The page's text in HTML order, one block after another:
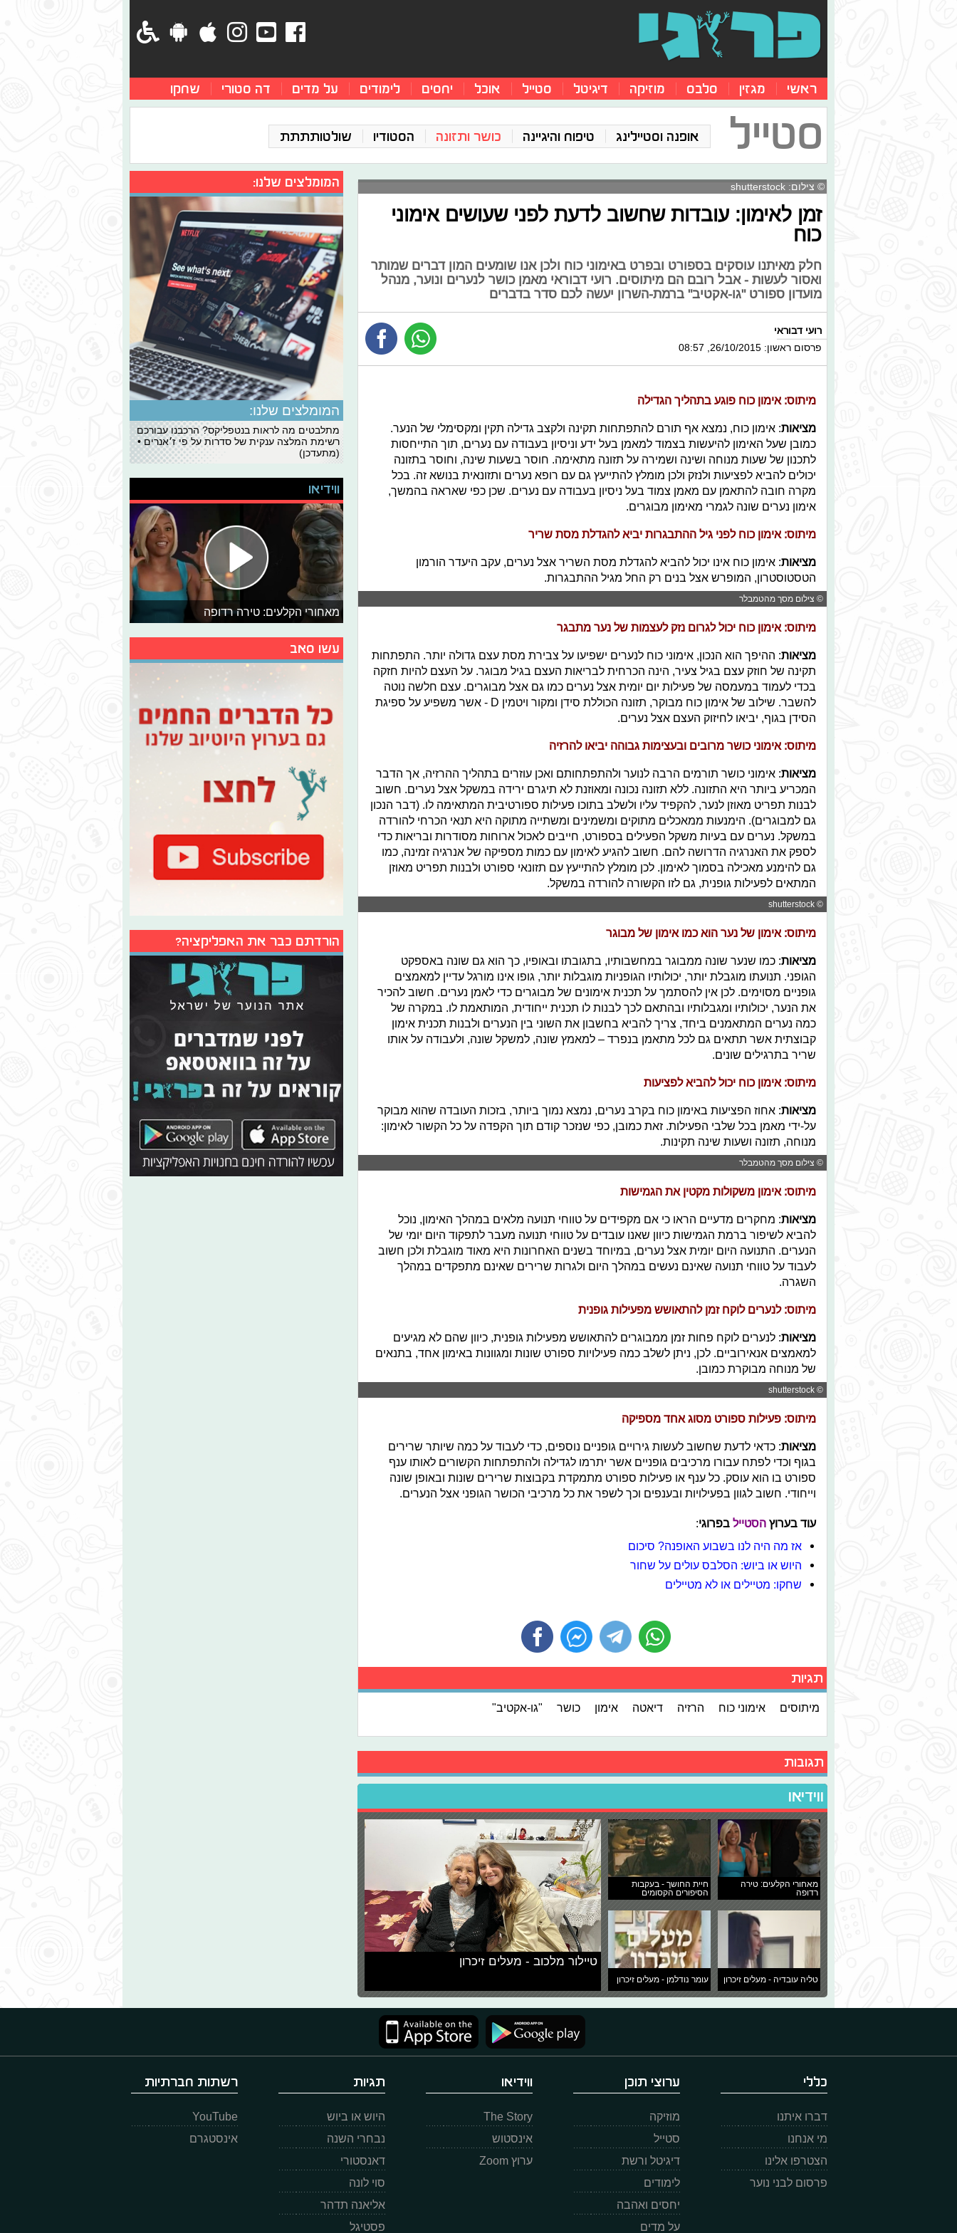
ראשי מגזין סלבס מוזיקה דיגיטל סטייל אוכל יחסים לימודים על מדים דה סטורי שחקו
סטייל אופנה וסטיילינג טיפוח והיגיינה כושר ותזונה הסטודיו שולטותתתת
© צילום: shutterstock
זמן לאימון: עובדות שחשוב לדעת לפני שעושים אימוני
כוח
חלק מאיתנו עוסקים בספורט ובפרט באימוני כוח ולכן אנו שומעים המון דברים שמותר
ואסור לעשות - אבל רובם הם מיתוסים. רועי דבוראי מאמן כושר לנערים ונוער, מנהל
מועדון ספורט "גו-אקטיב" ברמת-השרון יעשה לכם סדר בדברים
רועי דבוראי
פרסום ראשון: 26/10/2015, 08:57
מיתוס: אימון כוח פוגע בתהליך הגדילה
מציאות: אימון כוח, נמצא אף תורם להתפתחות תקינה ולקצב גדילה תקין ומקסימלי של הנער.
כמובן שעל האימון להיעשות בצמוד למאמן בעל ידע וניסיון בעבודה עם נערים, תוך התייחסות
לתכנון של שעות מנוחה ושינה ושמירה על תזונה מתאימה. חוסר בשעות שינה, וחוסר בתזונה
יכולים להביא לפציעות ולנזק ולכן מומלץ להתייעץ גם עם רופא נערים ותזונאית בנושא זה. בכל
מקרה חובה להתאמן עם מאמן צמוד בעל ניסיון בעבודה עם נערים. שכן כפי שאראה בהמשך,
אימון נערים שונה לגמרי מאימון מבוגרים.
מיתוס: אימון כוח לפני גיל ההתבגרות יביא להגדלת מסת שריר
מציאות: אימון כוח אינו יכול להביא להגדלת מסת השריר אצל נערים, עקב היעדר הורמון
הטסטוסטרון, המופרש אצל בנים רק החל מגיל ההתבגרות.
© צילום מסך מהטמבלר
מיתוס: אימון כוח יכול לגרום נזק לעצמות של נער מתבגר
מציאות: ההיפך הוא הנכון, אימוני כוח לנערים ישפיעו על צבירת מסת עצם גדולה יותר. התפתחות
תקינה של חוזק עצם בגיל צעיר, הינה הכרחית לבריאות העצם בגיל מבוגר. על העצם להיות חזקה
בכדי לעמוד במעמסה של פעילות יום יומית אצל נערים כמו גם אצל מבוגרים. עצם חלשה נוטה
להשבר. שילוב של אימון כוח מבוקר, תזונה הכוללת סידן ומקור ויטמין D - אשר משפיע על ספיגת
הסידן בגוף, יביאו לחיזוק העצם אצל נערים.
מיתוס: אימוני כושר מרובים ובעצימות גבוהה יביאו להרזיה
מציאות: אימוני כושר תורמים הרבה לנוער ולהתפתחותם ואכן עוזרים בתהליך ההרזיה, אך הדבר
המכריע ביותר היא התזונה. ללא תזונה נכונה ומאוזנת לא תיגרם ירידה במשקל אצל נערים. חשוב
לבנות תפריט מאוזן לנער, להקפיד עליו ולשלב בתוכו פעילות ספורטיבית המתאימה לו. (דבר הנכון
גם למבוגרים). הימנעות ממאכלים מתוקים ומשמינים ומשתייה מתוקה היא תנאי הכרחי להורדה
במשקל. נערים עם בעיות משקל הפעילים בספורט, חייבים לאכול ארוחות מסודרות ובריאות כדי
לספק את האנרגיה הדרושה להם. חשוב להגיע לאימון עם כמות מספיקה של אנרגיה זמינה, כמו
גם להימנע מאכילה בסמוך לאימון. לכן מומלץ להתייעץ עם תזונאי ספורט ולבנות תפריט מאוזן
המתאים לפעילות גופנית, גם לזו הקשורה להורדה במשקל.
© shutterstock
מיתוס: אימון של נער הוא כמו אימון של מבוגר
מציאות: כמו שנער שונה ממבוגר במחשבותיו, בתגובתו ובאופיו, כך הוא גם שונה באספקט
הגופני. תנועתו מוגבלת יותר, יכולותיו הגופניות מוגבלות יותר, גופו אינו מורגל עדיין למאמצים
גופניים מסוימים. לכן אין להסתמך על תכנית אימונים של מבוגרים כדי לאמן נערים. חשוב להכיר
את הנער, יכולותיו ומגבלותיו ובהתאם לכך לבנות לו תכנית ייחודית, המותאמת לו. במקרה של
כמה נערים המתאמנים ביחד, צריך להביא בחשבון את השוני בין הנערים ולבנות תכנית אימון
קבוצתית אשר תתאים גם לכל מתאמן בנפרד – למאמץ שונה, למשקל שונה, ולעבודה על אותו
שריר בתרגילים שונים.
מיתוס: אימון כוח יכול להביא לפציעות
מציאות: אחוז הפציעות באימון כוח בקרב נערים, נמצא נמוך ביותר, בזכות העובדה שהוא מבוקר
על-ידי מאמן בכל שלבי הפעילות. זאת כמובן, כפי שנזכר קודם תוך הקפדה על כל הקשור לאימון:
מנוחה, תזונה ושעות שינה תקינות.
© צילום מסך מהטמבלר
מיתוס: אימון משקולות מקטין את הגמישות
מציאות: מחקרים מדעיים הראו כי אם מקפידים על טווחי תנועה מלאים במהלך האימון, נוכל
להביא לשיפור ברמת הגמישות כיוון שאנו עובדים על טווחי תנועה מעבר לתפקוד היום יומי של
הנערים. התנועה היום יומית אצל נערים, במיוחד בשנים האחרונות היא מאוד מוגבלת ולכן חשוב
לעבוד על טווחי תנועה שאינם נעשים במהלך היום ולגרות שרירים שאינם מתפקדים במהלך
השגרה.
מיתוס: לנערים לוקח זמן להתאושש מפעילות גופנית
מציאות: לנערים לוקח פחות זמן ממבוגרים להתאושש מפעילות גופנית, כיוון שהם לא מגיעים
למאמצים אנאירוביים. לכן, ניתן לשלב כמה פעילויות ספורט שונות ומגוונות באימון אחד, בתנאים
של מנוחה מבוקרת כמובן.
© shutterstock
מיתוס: פעילות ספורט מסוג אחד מספיקה
מציאות: כדאי לדעת שחשוב לעשות גירויים גופניים נוספים, כדי לעבוד על כמה שיותר שרירים
בגוף וכדי לפתח עבורו מרכיבים גופניים אשר יתרמו לגדילה ולהתפתחות הקשורים לאותו ענף
ספורט בו הוא עוסק. כל ענף או פעילות ספורט מתמקדת בקבוצות שרירים שונות ובאופן שונה
וייחודי. חשוב לגוון בפעילויות ובענפים וכך לשפר את כל מרכיבי הכושר הגופני אצל הנערים.
עוד בערוץ הסטייל בפרוגי:
אז מה היה לנו בשבוע האופנה? סיכום
היוש או ביוש: הסלבס עולים על שחור
שחקו: מטיילים או לא מטיילים
תגיות
מיתוסים אימוני כוח הרזיה דיאטה אימון כושר "גו-אקטיב"
תגובות
ווידיאו
מאחורי הקלעים: טירה
רדופה
חיית החושך - בעקבות
הסיפורים הקסומים
טליה עובדיה - מעלים זיכרון עומר נודלמן - מעלים זיכרון
טיילור מלכוב - מעלים זיכרון
המומלצים שלנו:
המומלצים שלנו:
מתלבטים מה לראות בנטפליקס? הרכבנו עבורכם
רשימת המלצה ענקית של סדרות על פי ז׳אנרים •
(מתעדכן)
ווידיאו
מאחורי הקלעים: טירה רדופה
עשו סאב
הורדתם כבר את האפליקציה?
כללי
דברו איתנו
מי אנחנו
הצטרפו אלינו
פרסום לבני נוער
ערוצי תוכן
מוזיקה
סטייל
דיגיטל ורשת
לימודים
יחסים ואהבה
על מדים
ווידיאו
The Story
אינסטוש
ערוץ Zoom
תגיות
היוש או ביוש
נבחרי השנה
דאנסטורי
סוי לונה
אליאנה תדהר
פסטיגל
רשתות חברתיות
YouTube
אינסטגרם